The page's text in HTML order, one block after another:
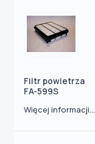
Filtr powietrza
FA-599S
Więcej informacji...